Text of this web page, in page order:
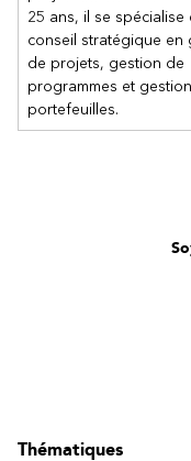
25 ans, il se spécialise
conseil stratégique en
de projets, gestion de
programmes et
portefeuilles.
Thématiques